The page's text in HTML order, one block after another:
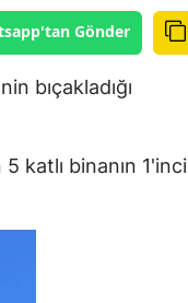
Gönder
bıçakladığı
katlı binanın 1'inci